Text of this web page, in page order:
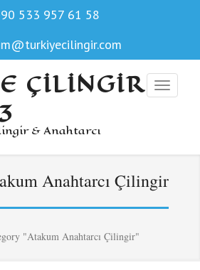
533 957 61 58
ÇILINGIR
& Anahtarcı
Anahtarcı Çilingir
"Atakum Anahtarcı Çilingir"